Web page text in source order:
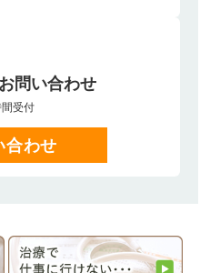
問い合わせ
受付
合わせ